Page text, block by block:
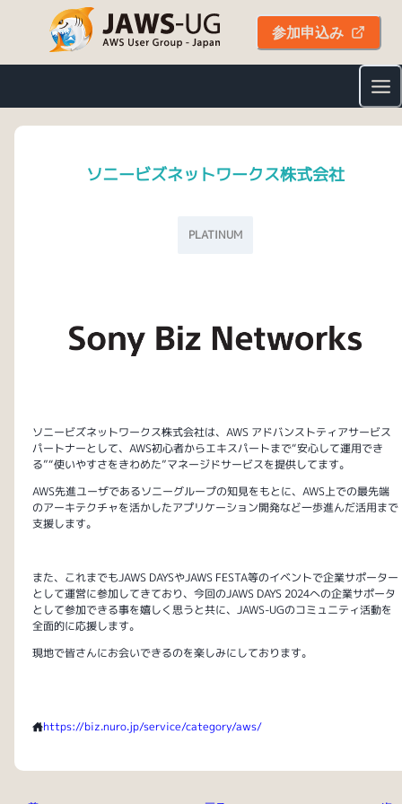
参加申込み
ソニービズネットワークス株式会社
PLATINUM
ソニービズネットワークス株式会社は、AWS アドバンストティアサービス
パートナーとして、AWS初心者からエキスパートまで“安心して運用でき
る”“使いやすさをきわめた”マネージドサービスを提供してます。
AWS先進ユーザであるソニーグループの知見をもとに、AWS上での最先端
のアーキテクチャを活かしたアプリケーション開発など一歩進んだ活用まで
支援します。
また、これまでもJAWS DAYSやJAWS FESTA等のイベントで企業サポーター
として運営に参加してきており、今回のJAWS DAYS 2024への企業サポータ
として参加できる事を嬉しく思うと共に、JAWS-UGのコミュニティ活動を
全面的に応援します。
現地で皆さんにお会いできるのを楽しみにしております。
https://biz.nuro.jp/service/category/aws/